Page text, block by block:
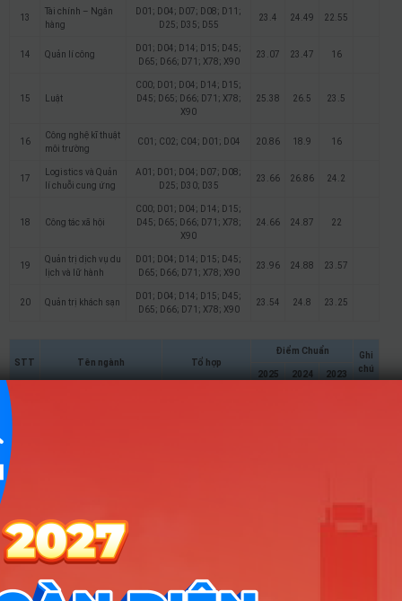
13
Tài chính – Ngân
hàng
D01; D04; D07; D08; D11;
D25; D35; D55
23.4 24.49 22.55
14 Quản lí công
D01; D04; D14; D15; D45;
D65; D66; D71; X78; X90
23.07 23.47 16
15 Luật
C00; D01; D04; D14; D15;
D45; D65; D66; D71; X78;
X90
25.38 26.5 23.5
16
Công nghệ kĩ thuật
môi trường
C01; C02; C04; D01; D04 20.86 18.9 16
17
Logistics và Quản
lí chuỗi cung ứng
A01; D01; D04; D07; D08;
D25; D30; D35
23.66 26.86 24.2
18 Công tác xã hội
C00; D01; D04; D14; D15;
D45; D65; D66; D71; X78;
X90
24.66 24.87 22
19
Quản trị dịch vụ du
lịch và lữ hành
D01; D04; D14; D15; D45;
D65; D66; D71; X78; X90
23.96 24.88 23.57
20 Quản trị khách sạn
D01; D04; D14; D15; D45;
D65; D66; D71; X78; X90
23.54 24.8 23.25
STT Tên ngành Tổ hợp
Điểm Chuẩn
Ghi
chú
2025 2024 2023
5 Chính trị học
Tâm lí học
C00; D01; D14;
D15; D66